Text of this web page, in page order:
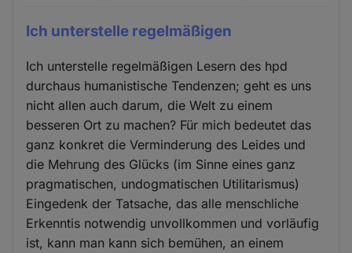
Ich unterstelle regelmäßigen
Ich unterstelle regelmäßigen Lesern des hpd
durchaus humanistische Tendenzen; geht es uns
nicht allen auch darum, die Welt zu einem
besseren Ort zu machen? Für mich bedeutet das
ganz konkret die Verminderung des Leides und
die Mehrung des Glücks (im Sinne eines ganz
pragmatischen, undogmatischen Utilitarismus)
Eingedenk der Tatsache, das alle menschliche
Erkenntis notwendig unvollkommen und vorläufig
ist, kann man kann sich bemühen, an einem